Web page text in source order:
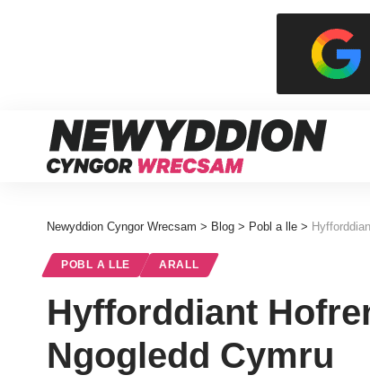
Newyddion Cyngor Wrecsam > Blog > Pobl a lle >
POBL A LLE ARALL
Hyfforddiant
Ngogledd Cymru